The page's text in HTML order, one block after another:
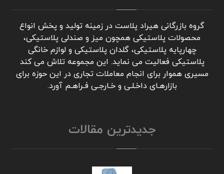
گروه بازرگانی هیراد پلاست در زمینه تولید و پخش انواع
محصولات پلاستیکی همچون میز و صندلی پلاستیکی،
چهارپایه پلاستیکی، گلدان پلاستیکی و لوازم خانگی
پلاستیکی فعالیت می نماید. این مجموعه تلاش می کند
مسیری هموار برای انجام معاملات تجاری در این حوزه برای
بازارهـای داخـلـی و خـارجـی فـراهـم آورد.
جدیدترین مقالات